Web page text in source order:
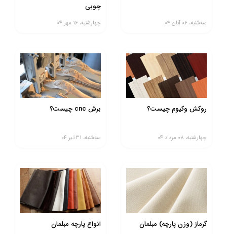
ﺳﻪشنبه، 06 آبان 04
چوبی
چهارشنبه، 16 مهر 04
روکش وکیوم چیست؟
چهارشنبه، 08 مرداد 04
برش cnc چیست؟
ﺳﻪشنبه، 31 تير 04
گرماژ (وزن پارچه) مبلمان انواع پارچه مبلمان